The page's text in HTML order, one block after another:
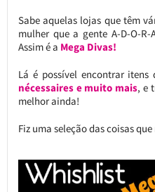
Sabe aquelas lojas que têm
mulher que a gente A-D-O-
Assim é a Mega Divas!
Lá é possível encontrar itens
nécessaires e muito mais, e
melhor ainda!
Fiz uma seleção das coisas